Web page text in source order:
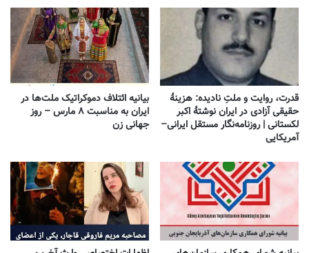
قدرت، روایت و ملتِ نادیده: هزینهٔ
حقیقی آزادی در ایران نوشتهٔ اکبر
لکستانی | روزنامه‌نگار مستقل ایرانی–
آمریکایی
بیانیه ائتلاف دموکراتیک ملت‌ها در
ایران به مناسبت ۸ مارس – روز
جهانی زن